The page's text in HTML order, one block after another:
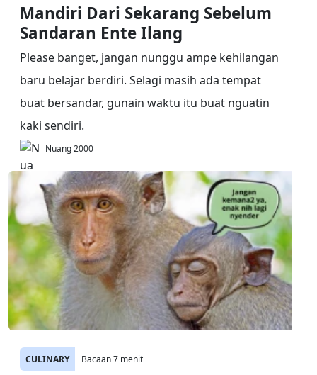
Mandiri Dari Sekarang Sebelum
Sandaran Ente Ilang
Please banget, jangan nunggu ampe kehilangan
baru belajar berdiri. Selagi masih ada tempat
buat bersandar, gunain waktu itu buat nguatin
kaki sendiri.
Nuang 2000
CULINARY Bacaan 7 menit